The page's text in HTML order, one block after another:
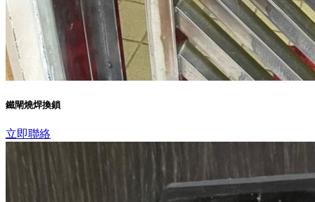
鐵閘燒焊換鎖
立即聯絡